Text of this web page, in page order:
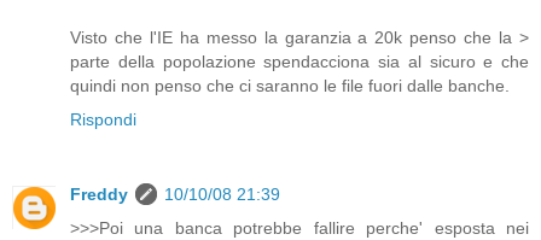
Visto che l'IE ha messo la garanzia a 20k penso che la >
parte della popolazione spendacciona sia al sicuro e che
quindi non penso che ci saranno le file fuori dalle banche.
Rispondi
Freddy
10/10/08 21:39
>>>Poi una banca potrebbe fallire perche' esposta nei